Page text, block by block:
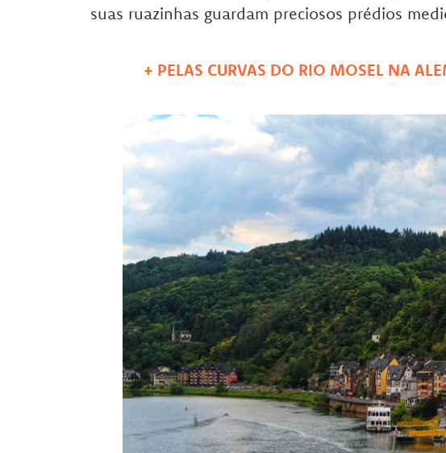
suas ruazinhas guardam preciosos prédios
+ PELAS CURVAS DO RIO MOSEL NA